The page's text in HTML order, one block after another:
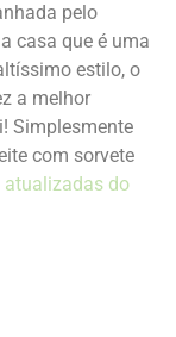
pelo
casa que é uma
estilo, o
a melhor
Simplesmente
com sorvete
atualizadas do